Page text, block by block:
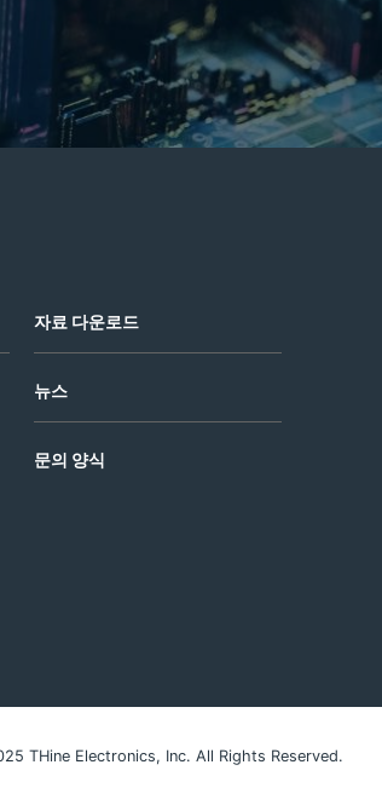
자료 다운로드
뉴스
문의 양식
THine Electronics, Inc. All Rights Reserved.